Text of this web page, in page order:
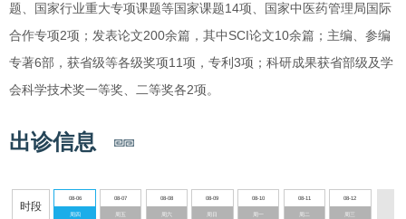
题、国家行业重大专项课题等国家课题14项、国家中医药管理局国际
合作专项2项；发表论文200余篇，其中SCI论文10余篇；主编、参编
专著6部，获省级等各级奖项11项，专利3项；科研成果获省部级及学
会科学技术奖一等奖、二等奖各2项。
出诊信息
时段
08-06
周四
08-07
周五
08-08
周六
08-09
周日
08-10
周一
08-11
周二
08-12
周三